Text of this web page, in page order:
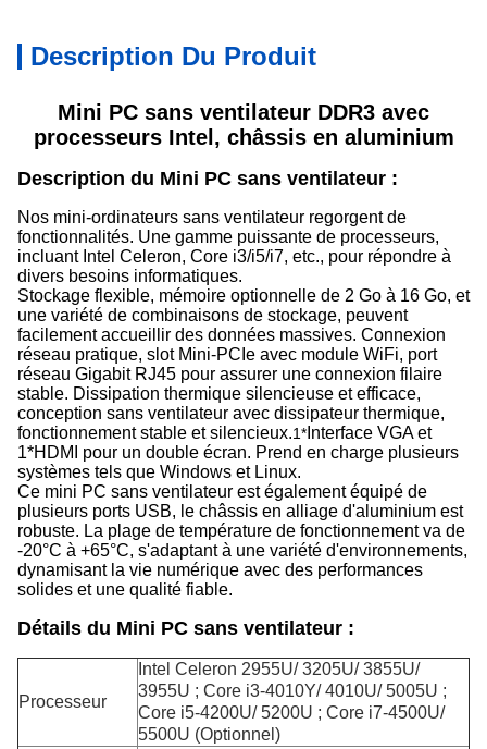
Description Du Produit
Mini PC sans ventilateur DDR3 avec
processeurs Intel, châssis en aluminium
Description du Mini PC sans ventilateur :
Nos mini-ordinateurs sans ventilateur regorgent de
fonctionnalités. Une gamme puissante de processeurs,
incluant Intel Celeron, Core i3/i5/i7, etc., pour répondre à
divers besoins informatiques.
Stockage flexible, mémoire optionnelle de 2 Go à 16 Go, et
une variété de combinaisons de stockage, peuvent
facilement accueillir des données massives. Connexion
réseau pratique, slot Mini-PCIe avec module WiFi, port
réseau Gigabit RJ45 pour assurer une connexion filaire
stable. Dissipation thermique silencieuse et efficace,
conception sans ventilateur avec dissipateur thermique,
fonctionnement stable et silencieux.1* Interface VGA et
1*HDMI pour un double écran. Prend en charge plusieurs
systèmes tels que Windows et Linux.
Ce mini PC sans ventilateur est également équipé de
plusieurs ports USB, le châssis en alliage d'aluminium est
robuste. La plage de température de fonctionnement va de
-20°C à +65°C, s'adaptant à une variété d'environnements,
dynamisant la vie numérique avec des performances
solides et une qualité fiable.
Détails du Mini PC sans ventilateur :
Processeur
Intel Celeron 2955U/ 3205U/ 3855U/
3955U ; Core i3-4010Y/ 4010U/ 5005U ;
Core i5-4200U/ 5200U ; Core i7-4500U/
5500U (Optionnel)